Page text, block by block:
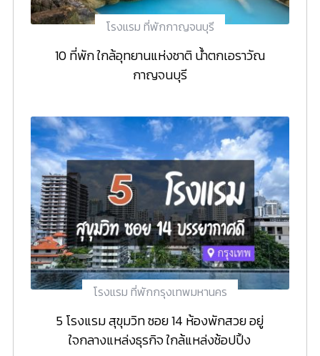
โรงแรม ที่พักกาญจนบุรี
10 ที่พัก ใกล้อุทยานแห่งชาติ น้ำตกเอราวัณ
กาญจนบุรี
โรงแรม ที่พักกรุงเทพมหานคร
5 โรงแรม สุขุมวิท ซอย 14 ห้องพักสวย อยู่
ใจกลางแหล่งธุรกิจ ใกล้แหล่งช้อปปิ้ง